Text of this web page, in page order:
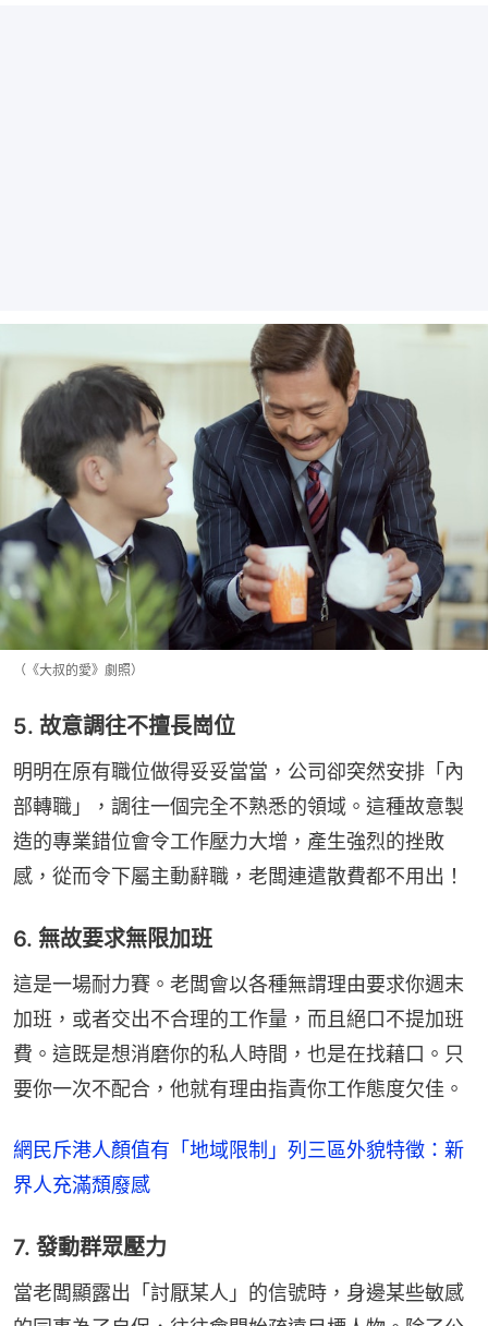
（《大叔的愛》劇照）
5. 故意調往不擅長崗位
明明在原有職位做得妥妥當當，公司卻突然安排「內
部轉職」，調往一個完全不熟悉的領域。這種故意製
造的專業錯位會令工作壓力大增，產生強烈的挫敗
感，從而令下屬主動辭職，老闆連遣散費都不用出！
6. 無故要求無限加班
這是一場耐力賽。老闆會以各種無謂理由要求你週末
加班，或者交出不合理的工作量，而且絕口不提加班
費。這既是想消磨你的私人時間，也是在找藉口。只
要你一次不配合，他就有理由指責你工作態度欠佳。
網民斥港人顏值有「地域限制」列三區外貌特徵：新
界人充滿頹廢感
7. 發動群眾壓力
當老闆顯露出「討厭某人」的信號時，身邊某些敏感